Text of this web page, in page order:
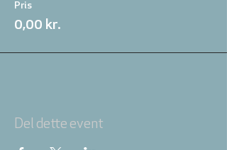
Pris
0,00 kr.
Del dette event